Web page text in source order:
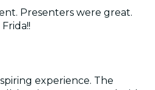
Presenters were great.
experience. The